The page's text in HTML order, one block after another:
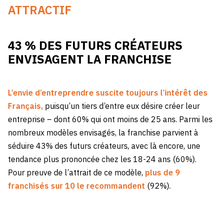
ATTRACTIF
43 % DES FUTURS CRÉATEURS
ENVISAGENT LA FRANCHISE
L’envie d’entreprendre suscite toujours l’intérêt des
Français, puisqu’un tiers d’entre eux désire créer leur
entreprise – dont 60% qui ont moins de 25 ans. Parmi les
nombreux modèles envisagés, la franchise parvient à
séduire 43% des futurs créateurs, avec là encore, une
tendance plus prononcée chez les 18-24 ans (60%).
Pour preuve de l’attrait de ce modèle, plus de 9
franchisés sur 10 le recommandent (92%).